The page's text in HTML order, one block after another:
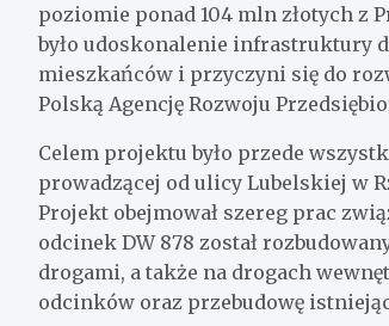
poziomie ponad 104 mln złotych z
było udoskonalenie infrastruktury
mieszkańców i przyczyni się do
Polską Agencję Rozwoju
Celem projektu było przede
prowadzącej od ulicy Lubelskiej w
Projekt obejmował szereg prac
odcinek DW 878 został
drogami, a także na drogach
odcinków oraz przebudowę